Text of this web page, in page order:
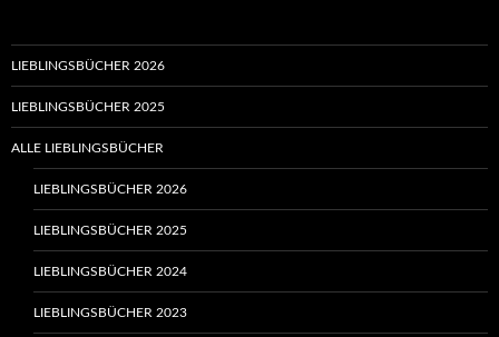
LIEBLINGSBÜCHER 2026
LIEBLINGSBÜCHER 2025
ALLE LIEBLINGSBÜCHER
LIEBLINGSBÜCHER 2026
LIEBLINGSBÜCHER 2025
LIEBLINGSBÜCHER 2024
LIEBLINGSBÜCHER 2023